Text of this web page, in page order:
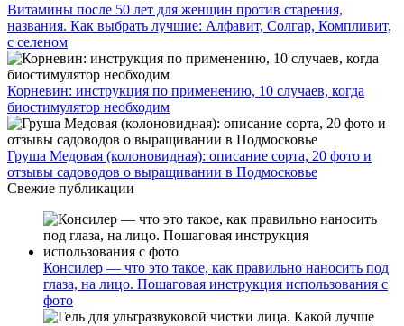
Витамины после 50 лет для женщин против старения,
названия. Как выбрать лучшие: Алфавит, Солгар, Компливит,
с селеном
Корневин: инструкция по применению, 10 случаев, когда
биостимулятор необходим
Груша Медовая (колоновидная): описание сорта, 20 фото и
отзывы садоводов о выращивании в Подмосковье
Свежие публикации
Консилер — что это такое, как правильно наносить под
глаза, на лицо. Пошаговая инструкция использования с
фото